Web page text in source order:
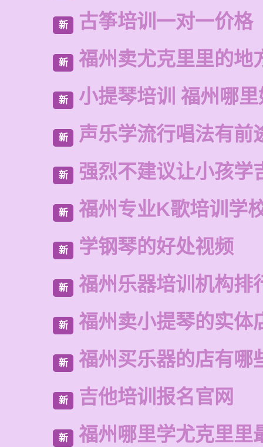
新 古筝培训一对一价格
新 福州卖尤克里里的地
新 小提琴培训 福州哪
新 声乐学流行唱法有前
新 强烈不建议让小孩学
新 福州专业K歌培训学
新 学钢琴的好处视频
新 福州乐器培训机构排
新 福州卖小提琴的实体
新 福州买乐器的店有哪
新 吉他培训报名官网
新 福州哪里学尤克里里